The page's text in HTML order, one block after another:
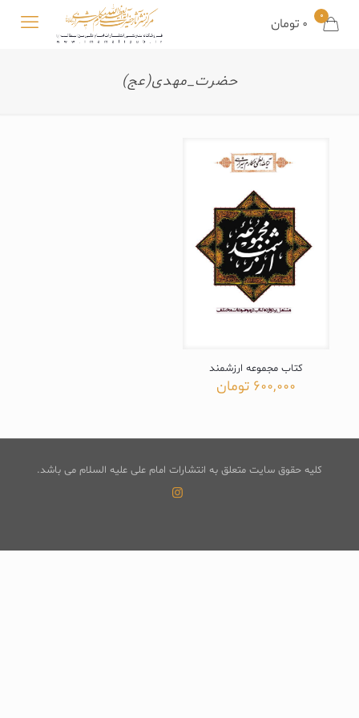
0
0 تومان
حضرت_مهدی(عج)
کتاب مجموعه ارزشمند
600,000 تومان
کلیه حقوق سایت متعلق به انتشارات امام علی علیه السلام می باشد.